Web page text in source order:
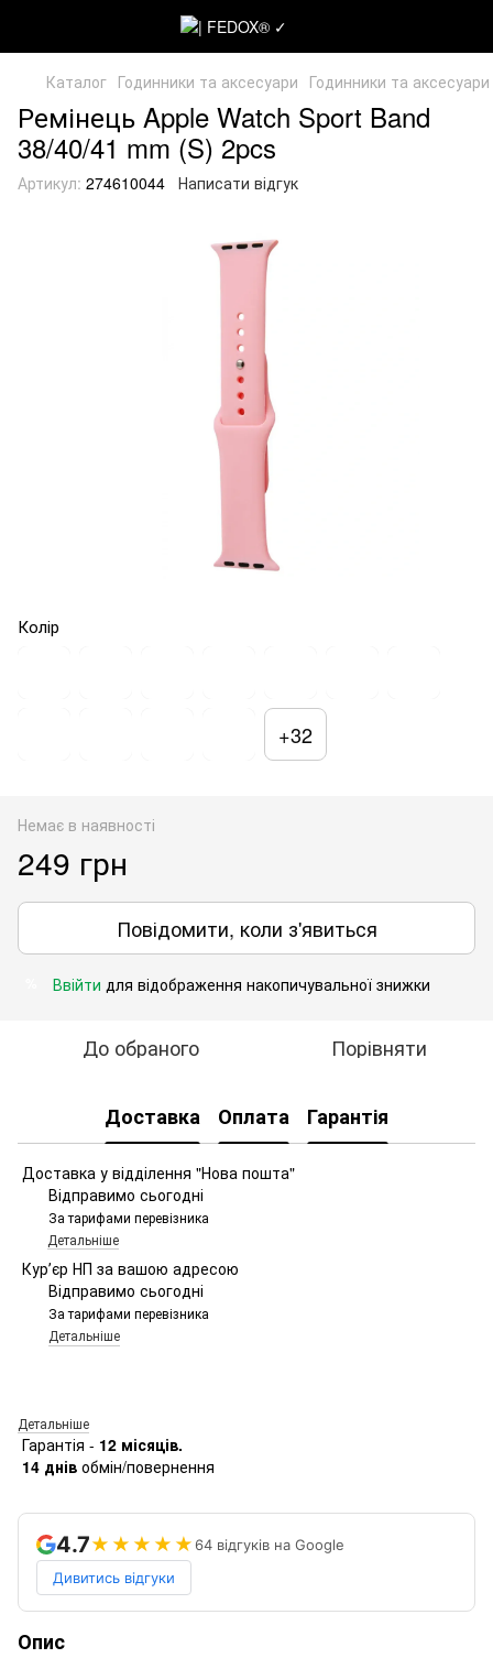
Каталог Годинники та аксесуари Годинники та
Ремінець Apple Watch Sport Band
38/40/41 mm (S) 2pcs
Артикул: 274610044 Написати відгук
Колір
+32
Немає в наявності
249 грн
Повідомити, коли з'явиться
Ввійти для відображення накопичувальної знижки
До обраного Порівняти
Доставка Оплата Гарантія
Доставка у відділення "Нова пошта"
Відправимо сьогодні
За тарифами перевізника
Детальніше
Курʼєр НП за вашою адресою
Відправимо сьогодні
За тарифами перевізника
Детальніше
Детальніше
Гарантія - 12 місяців.
14 днів обмін/повернення
4.7★★★★★64 відгуків на Google
Дивитись відгуки
Опис